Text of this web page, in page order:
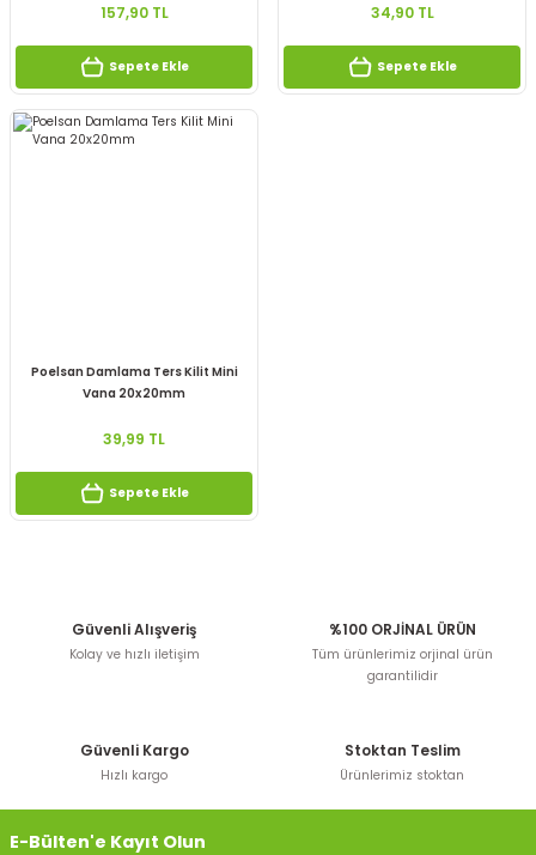
157,90 TL
Sepete Ekle
34,90 TL
Sepete Ekle
Poelsan Damlama Ters Kilit Mini
Vana 20x20mm
39,99 TL
Sepete Ekle
Güvenli Alışveriş
Kolay ve hızlı iletişim
%100 ORJİNAL ÜRÜN
Tüm ürünlerimiz orjinal ürün
garantilidir
Güvenli Kargo
Hızlı kargo
Stoktan Teslim
Ürünlerimiz stoktan
E-Bülten'e Kayıt Olun